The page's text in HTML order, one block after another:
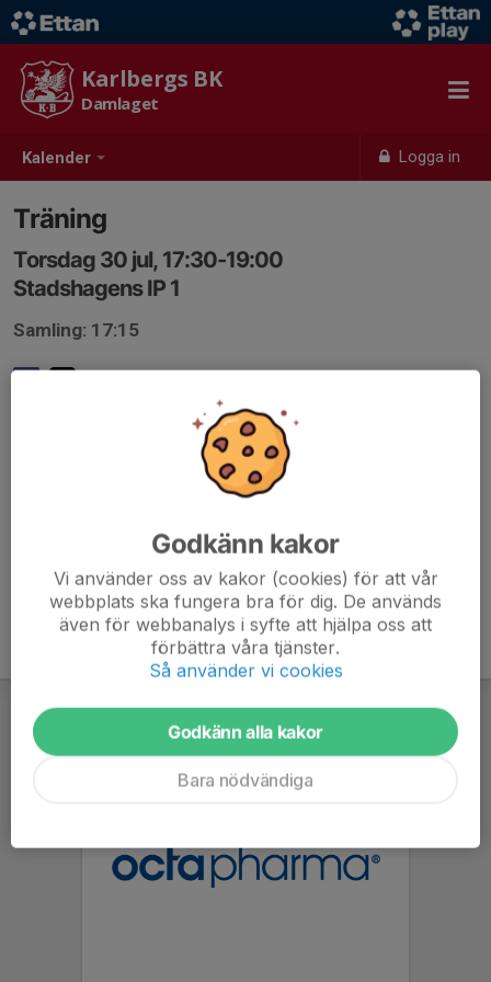
Kalender Logga in
Karlbergs BK
Damlaget
Träning
Torsdag 30 jul, 17:30-19:00
Stadshagens IP 1
Samling: 17:15
Godkänn kakor
Vi använder oss av kakor (cookies) för att vår
webbplats ska fungera bra för dig. De används
även för webbanalys i syfte att hjälpa oss att
förbättra våra tjänster.
Så använder vi cookies
Godkänn alla kakor
Bara nödvändiga